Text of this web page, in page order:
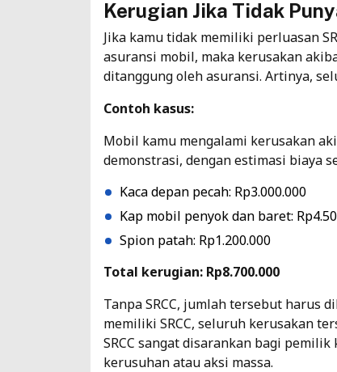
Kerugian Jika Tidak
Jika kamu tidak memiliki perluasan
asuransi mobil, maka kerusakan
ditanggung oleh asuransi. Artinya,
Contoh kasus:
Mobil kamu mengalami kerusakan
demonstrasi, dengan estimasi biaya
Kaca depan pecah: Rp3.000.000
Kap mobil penyok dan baret:
Spion patah: Rp1.200.000
Total kerugian: Rp8.700.000
Tanpa SRCC, jumlah tersebut harus
memiliki SRCC, seluruh kerusakan
SRCC sangat disarankan bagi
kerusuhan atau aksi massa.